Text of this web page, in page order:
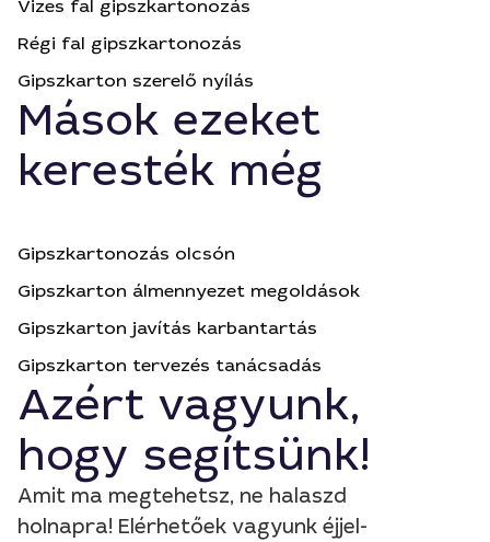
Vizes fal gipszkartonozás
Régi fal gipszkartonozás
Gipszkarton szerelő nyílás
Mások ezeket
keresték még
Gipszkartonozás olcsón
Gipszkarton álmennyezet megoldások
Gipszkarton javítás karbantartás
Gipszkarton tervezés tanácsadás
Azért vagyunk,
hogy segítsünk!
Amit ma megtehetsz, ne halaszd
holnapra! Elérhetőek vagyunk éjjel-